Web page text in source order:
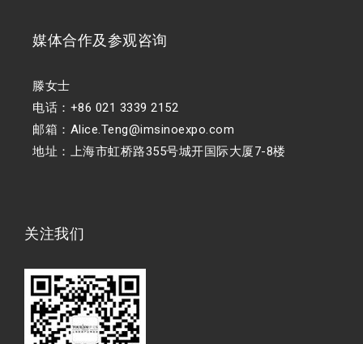
媒体合作及参观咨询
滕女士
电话：+86 021 3339 2152
邮箱：Alice.Teng@imsinoexpo.com
地址：上海市虹桥路355号城开国际大厦7-8楼
关注我们